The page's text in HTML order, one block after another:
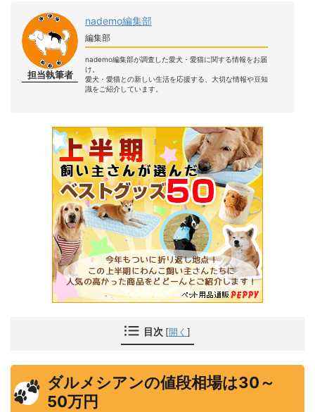
担当執筆者
nademo編集部
編集部
nademo編集部が調査した愛犬・愛猫に関する情報をお届
け。
愛犬・愛猫との新しい生活を応援する、大切な情報や豆知
識をご紹介しています。
目次 [開く ]
ダルメシアンの値段相場は30～
50万円